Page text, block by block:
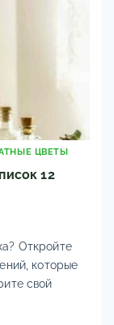
ЦВЕТЫ
12
Откройте
которые
свой